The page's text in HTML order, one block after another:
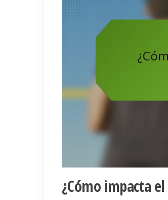
¿Cómo impacta